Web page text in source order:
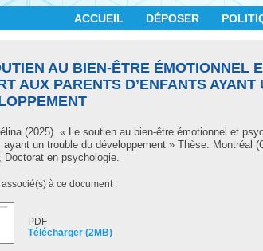
ACCUEIL DÉPOSER
AU BIEN-ÊTRE ÉMOTIONNEL
AUX PARENTS D’ENFANTS
(2025). « Le soutien au bien-être émotionnel et
ayant un trouble du développement » Thèse. Montréal
Doctorat en psychologie.
associé(s) à ce document :
PDF
Télécharger (2MB)